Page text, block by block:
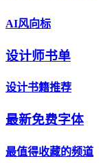
AI风向标
设计师书单
设计书籍推荐
最新免费字体
最值得收藏的频道